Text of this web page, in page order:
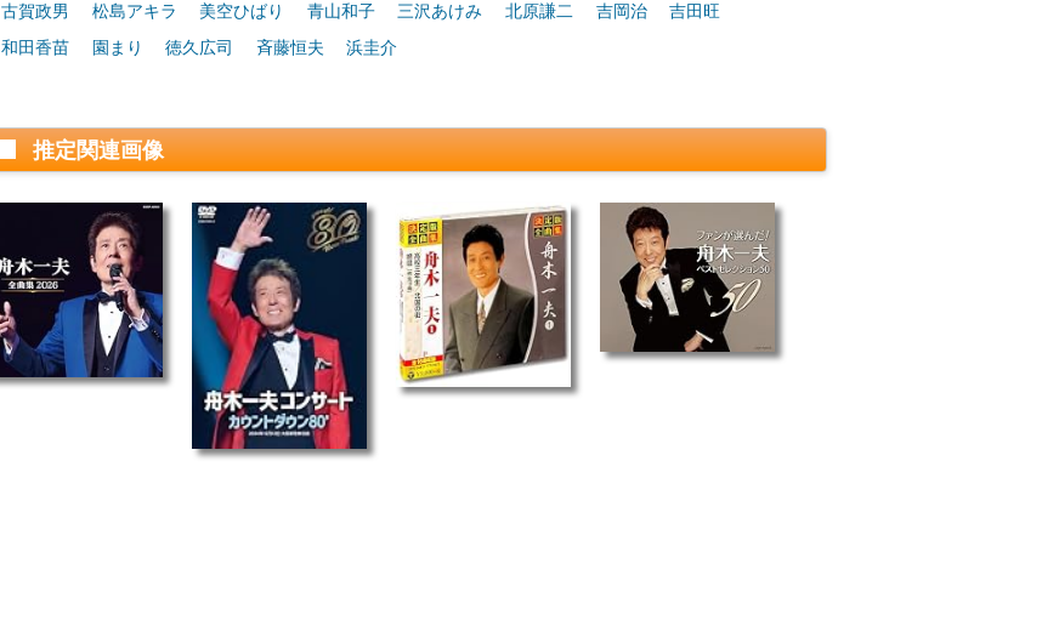
古賀政男
松島アキラ 美空ひばり 青山和子 三沢あけみ 北原謙二 吉岡治
吉田旺
和田香苗
園まり 徳久広司 斉藤恒夫 浜圭介
推定関連画像